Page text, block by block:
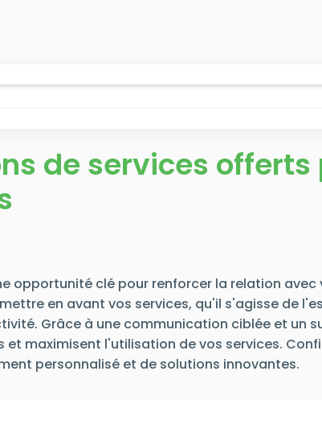
de services
opportunité clé pour renforcer la relation
en avant vos services, qu'il s'agisse de
Grâce à une communication ciblée et un
maximisent l'utilisation de vos services.
personnalisé et de solutions innovantes.